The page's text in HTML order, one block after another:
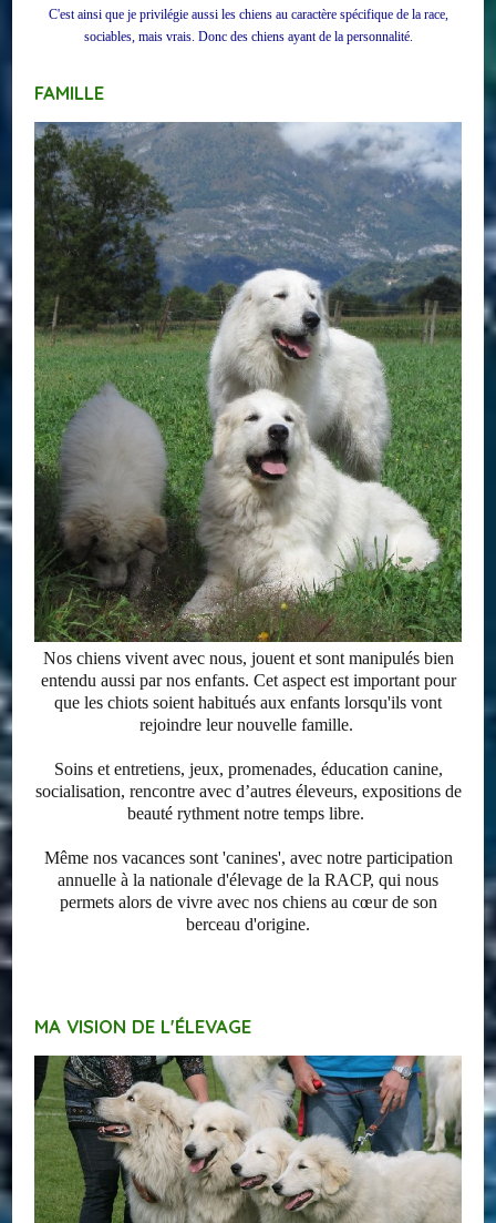
C'est ainsi que je privilégie aussi les chiens au caractère spécifique de la race,
sociables, mais vrais. Donc des chiens ayant de la personnalité.
FAMILLE
Nos chiens vivent avec nous, jouent et sont manipulés bien
entendu aussi par nos enfants. Cet aspect est important pour
que les chiots soient habitués aux enfants lorsqu'ils vont
rejoindre leur nouvelle famille.
Soins et entretiens, jeux, promenades, éducation canine,
socialisation, rencontre avec d’autres éleveurs, expositions de
beauté rythment notre temps libre.
Même nos vacances sont 'canines', avec notre participation
annuelle à la nationale d'élevage de la RACP, qui nous
permets alors de vivre avec nos chiens au cœur de son
berceau d'origine.
MA VISION DE L'ÉLEVAGE